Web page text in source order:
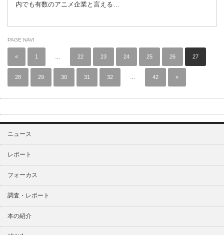
内でも有数のアニメ企業と言える…
PAGE NAVI
« 1 22 23 24 25 26 27
28 29 30 31 32 42 »
ニュース
レポート
フォーカス
調査・レポート
本の紹介